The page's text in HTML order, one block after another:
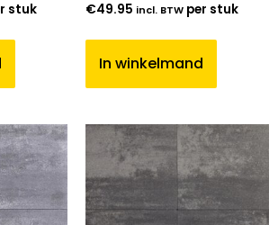
stuk €49.95 incl. BTW per stuk
In winkelmand